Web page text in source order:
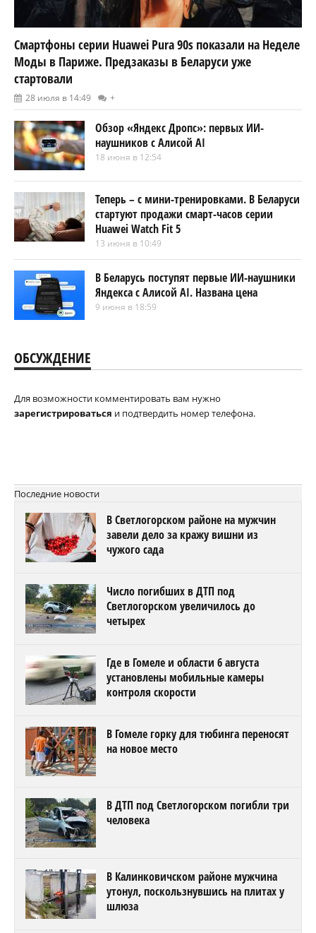
Смартфоны серии Huawei Pura 90s показали на Неделе
Моды в Париже. Предзаказы в Беларуси уже
стартовали
28 июля в 14:49 +
Обзор «Яндекс Дропс»: первых ИИ-
наушников с Алисой AI
18 июня в 12:54
Теперь – с мини-тренировками. В Беларуси
стартуют продажи смарт-часов серии
Huawei Watch Fit 5
13 июня в 10:49
В Беларусь поступят первые ИИ-наушники
Яндекса с Алисой AI. Названа цена
9 июня в 18:59
ОБСУЖДЕНИЕ
Для возможности комментировать вам нужно
зарегистрироваться и подтвердить номер телефона.
Последние новости
В Светлогорском районе на мужчин
завели дело за кражу вишни из
чужого сада
Число погибших в ДТП под
Светлогорском увеличилось до
четырех
Где в Гомеле и области 6 августа
установлены мобильные камеры
контроля скорости
В Гомеле горку для тюбинга переносят
на новое место
В ДТП под Светлогорском погибли три
человека
В Калинковичском районе мужчина
утонул, поскользнувшись на плитах у
шлюза